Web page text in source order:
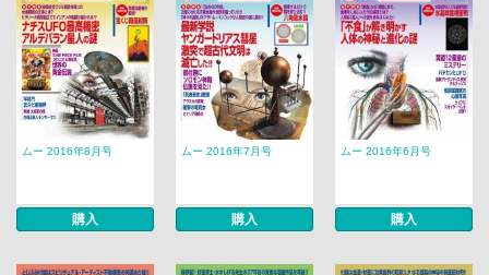
ムー 2016年8月号
購入
ムー 2016年7月号
購入
ムー 2016年6月号
購入